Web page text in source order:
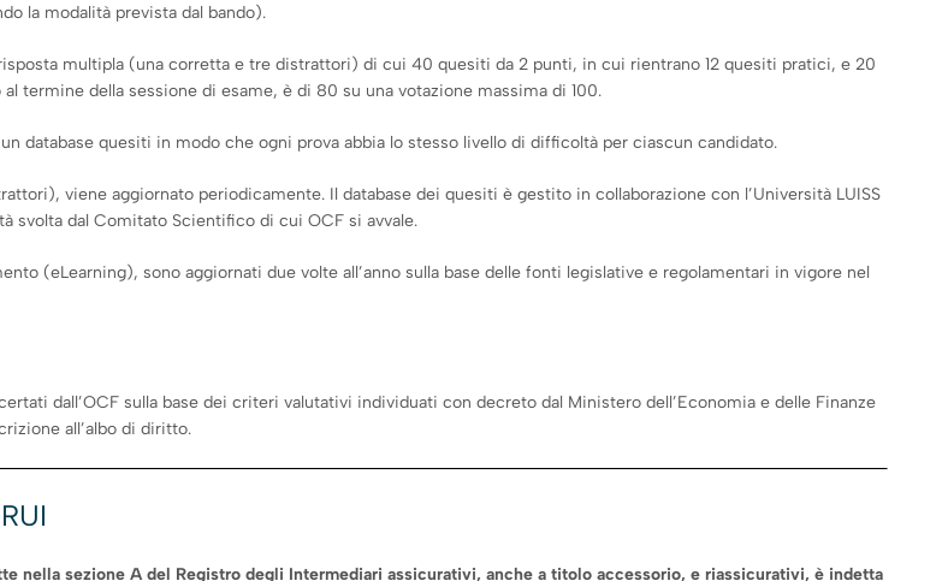
la modalità prevista dal bando).
multipla (una corretta e tre distrattori) di cui 40 quesiti da 2 punti, in cui rientrano 12 quesiti pratici, e 20
termine della sessione di esame, è di 80 su una votazione massima di 100.
database quesiti in modo che ogni prova abbia lo stesso livello di difficoltà per ciascun candidato.
viene aggiornato periodicamente. Il database dei quesiti è gestito in collaborazione con l’Università LUISS
svolta dal Comitato Scientifico di cui OCF si avvale.
(eLearning), sono aggiornati due volte all’anno sulla base delle fonti legislative e regolamentari in vigore nel
dall’OCF sulla base dei criteri valutativi individuati con decreto dal Ministero dell’Economia e delle Finanze
all’albo di diritto.
nella sezione A del Registro degli Intermediari assicurativi, anche a titolo accessorio, e riassicurativi, è indetta